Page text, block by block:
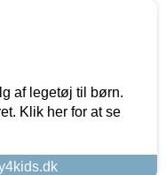
af legetøj til børn.
Klik her for at se